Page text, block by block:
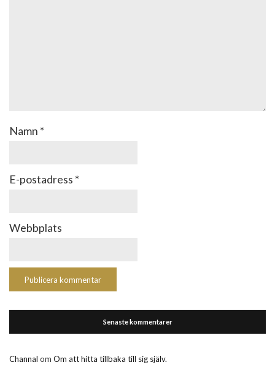
Namn *
E-postadress *
Webbplats
Senaste kommentarer
Channal om Om att hitta tillbaka till sig själv.